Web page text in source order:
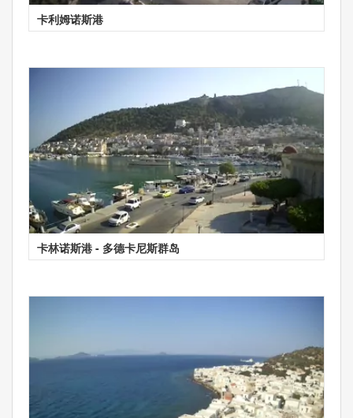
卡利姆诺斯港
卡林诺斯港 - 多德卡尼斯群岛